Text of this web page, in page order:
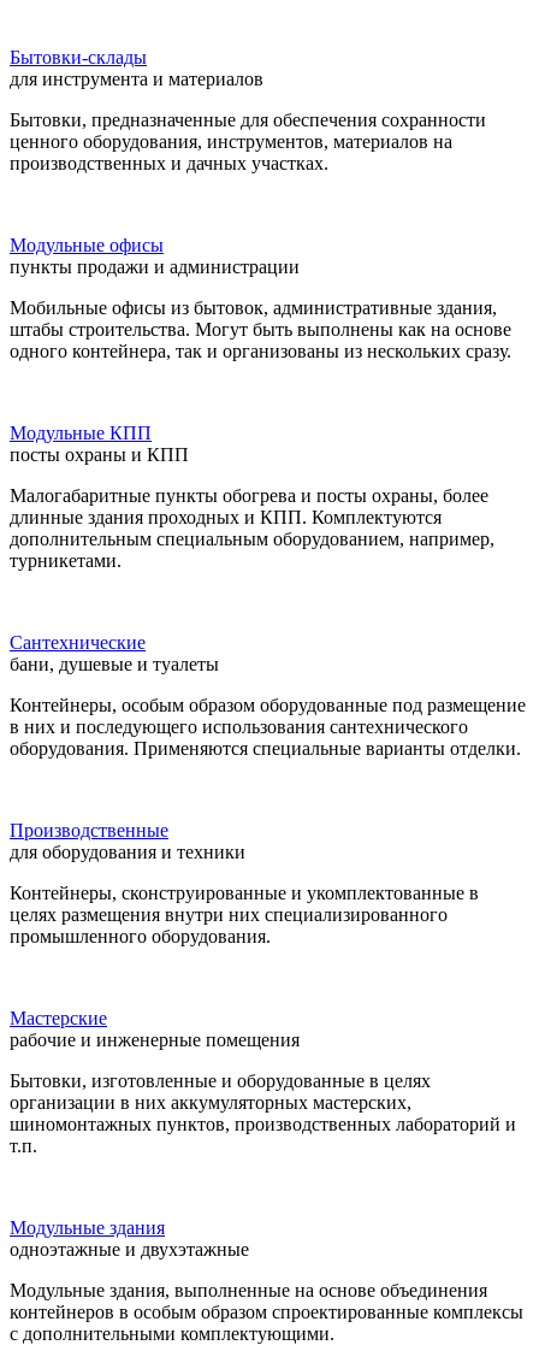
Бытовки-склады
для инструмента и материалов
Бытовки, предназначенные для обеспечения сохранности
ценного оборудования, инструментов, материалов на
производственных и дачных участках.
Модульные офисы
пункты продажи и администрации
Мобильные офисы из бытовок, административные здания,
штабы строительства. Могут быть выполнены как на основе
одного контейнера, так и организованы из нескольких сразу.
Модульные КПП
посты охраны и КПП
Малогабаритные пункты обогрева и посты охраны, более
длинные здания проходных и КПП. Комплектуются
дополнительным специальным оборудованием, например,
турникетами.
Сантехнические
бани, душевые и туалеты
Контейнеры, особым образом оборудованные под размещение
в них и последующего использования сантехнического
оборудования. Применяются специальные варианты отделки.
Производственные
для оборудования и техники
Контейнеры, сконструированные и укомплектованные в
целях размещения внутри них специализированного
промышленного оборудования.
Мастерские
рабочие и инженерные помещения
Бытовки, изготовленные и оборудованные в целях
организации в них аккумуляторных мастерских,
шиномонтажных пунктов, производственных лабораторий и
т.п.
Модульные здания
одноэтажные и двухэтажные
Модульные здания, выполненные на основе объединения
контейнеров в особым образом спроектированные комплексы
с дополнительными комплектующими.